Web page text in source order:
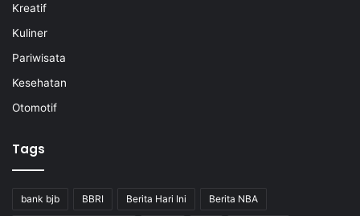
Kreatif
Kuliner
Pariwisata
Kesehatan
Otomotif
Tags
bank bjb BBRI Berita Hari Ini Berita NBA